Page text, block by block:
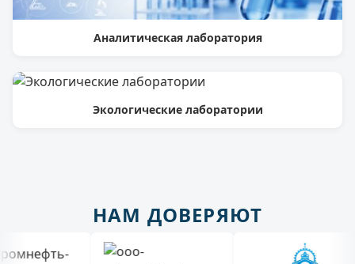
Аналитическая лаборатория
Экологические лаборатории
НАМ ДОВЕРЯЮТ